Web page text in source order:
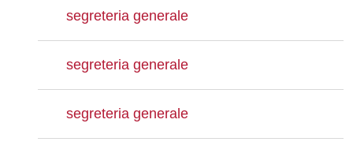
segreteria generale
segreteria generale
segreteria generale